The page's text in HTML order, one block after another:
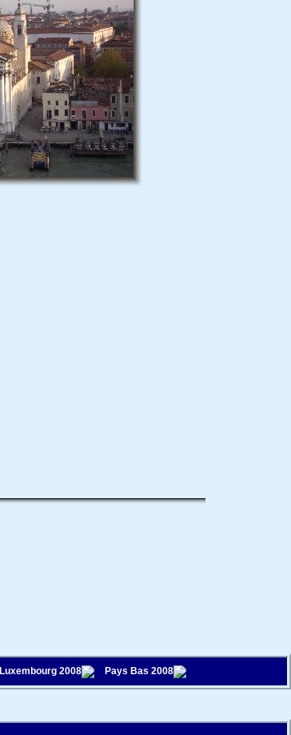
Luxembourg 2008 Pays Bas 2008